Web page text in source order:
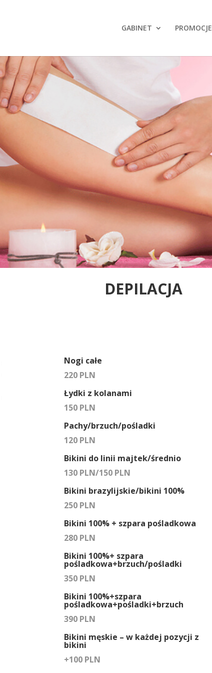
GABINET PROMOCJE
DEPILACJA
Nogi całe
220 PLN
Łydki z kolanami
150 PLN
Pachy/brzuch/pośladki
120 PLN
Bikini do linii majtek/średnio
130 PLN/150 PLN
Bikini brazylijskie/bikini 100%
250 PLN
Bikini 100% + szpara pośladkowa
280 PLN
Bikini 100%+ szpara
pośladkowa+brzuch/pośladki
350 PLN
Bikini 100%+szpara
pośladkowa+pośladki+brzuch
390 PLN
Bikini męskie – w każdej pozycji z
bikini
+100 PLN